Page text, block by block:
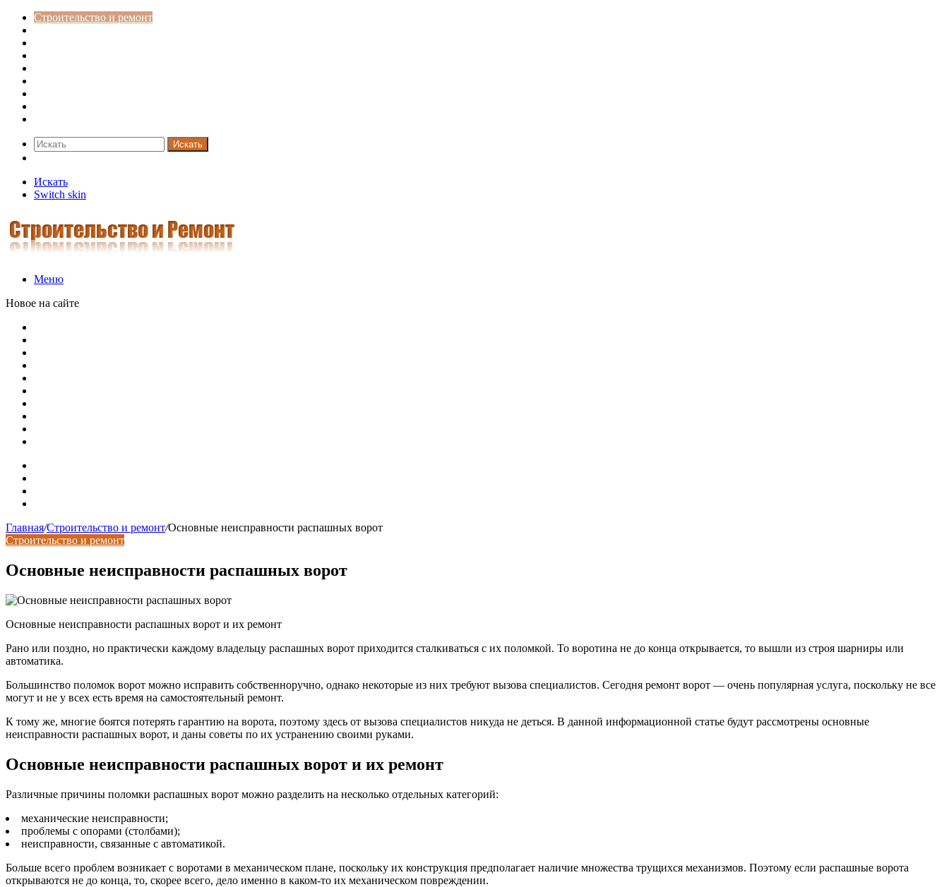
Строительство и ремонт
Искать
Искать
Switch skin
Меню
Новое на сайте
Главная/Строительство и ремонт/Основные неисправности распашных ворот
Строительство и ремонт
Основные неисправности распашных ворот
Основные неисправности распашных ворот и их ремонт
Рано или поздно, но практически каждому владельцу распашных ворот приходится сталкиваться с их поломкой. То воротина не до конца открывается, то вышли из строя шарниры или
автоматика.
Большинство поломок ворот можно исправить собственноручно, однако некоторые из них требуют вызова специалистов. Сегодня ремонт ворот — очень популярная услуга, поскольку не все
могут и не у всех есть время на самостоятельный ремонт.
К тому же, многие боятся потерять гарантию на ворота, поэтому здесь от вызова специалистов никуда не деться. В данной информационной статье будут рассмотрены основные
неисправности распашных ворот, и даны советы по их устранению своими руками.
Основные неисправности распашных ворот и их ремонт
Различные причины поломки распашных ворот можно разделить на несколько отдельных категорий:
механические неисправности;
проблемы с опорами (столбами);
неисправности, связанные с автоматикой.
Больше всего проблем возникает с воротами в механическом плане, поскольку их конструкция предполагает наличие множества трущихся механизмов. Поэтому если распашные ворота
открываются не до конца, то, скорее всего, дело именно в каком-то их механическом повреждении.